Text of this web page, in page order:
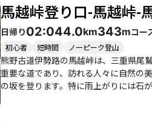
楽しめるお店や、温泉施設も近くにあり、下山後の楽しみも充実し
滑りやすく、登山道の一部には急な箇
ころです。 このコースは、家族連れや友人同士での登山にも適しており、特に子供連れの方には、馬越公園の清潔なトイレや駐車場が便利
です。登山の後には、地元の美味しい
馬越峠登り口-馬越峠-
日帰り02:044.0km343mコー
初心者 短時間 ノーピーク登山
熊野古道伊勢路の馬越峠は、三重県尾
重要な道であり、訪れる人々に自然の美しさと歴史の深さを感じ
の坂を登ります。特に雨上がりには石